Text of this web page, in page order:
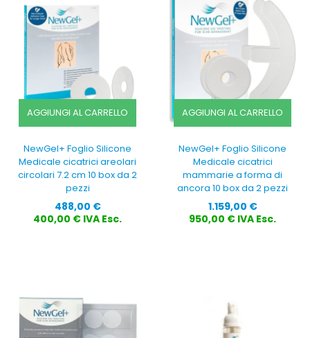
AGGIUNGI AL CARRELLO
NewGel+ Foglio Silicone
Medicale cicatrici areolari
circolari 7.2 cm 10 box da 2
pezzi
Prezzo
488,00 €
400,00 € IVA Esc.
AGGIUNGI AL CARRELLO
NewGel+ Foglio Silicone
Medicale cicatrici
mammarie a forma di
ancora 10 box da 2 pezzi
Prezzo
1.159,00 €
950,00 € IVA Esc.